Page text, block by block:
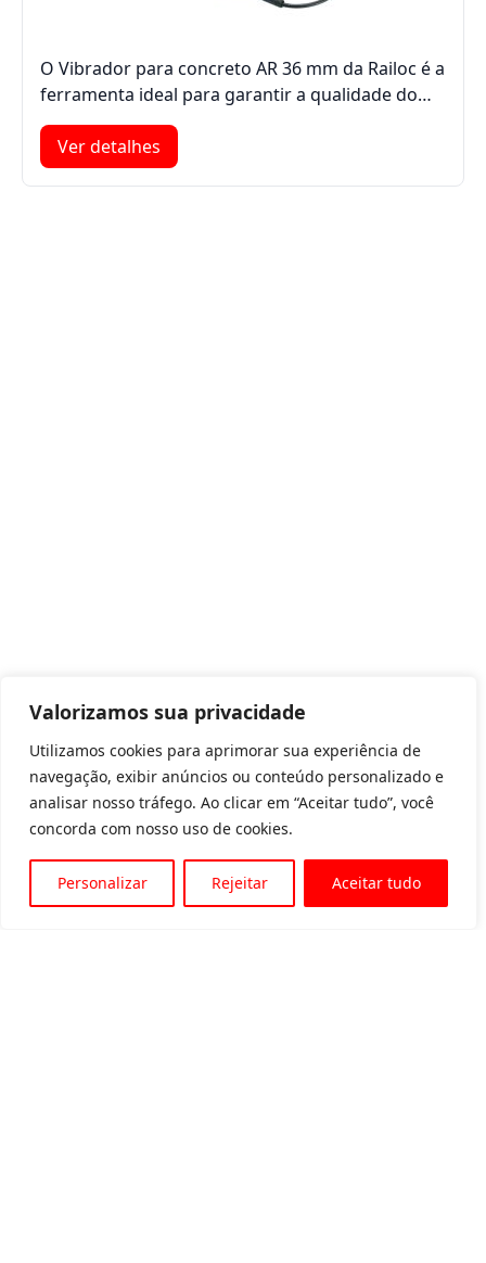
Valorizamos sua privacidade
Utilizamos cookies para aprimorar sua experiência de
navegação, exibir anúncios ou conteúdo personalizado e
analisar nosso tráfego. Ao clicar em “Aceitar tudo”, você
concorda com nosso uso de cookies.
Personalizar Rejeitar Aceitar tudo
O Vibrador para concreto AR 36 mm da Railoc é a
ferramenta ideal para garantir a qualidade do…
Ver detalhes